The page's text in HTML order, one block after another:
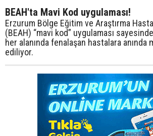
BEAH'ta Mavi Kod uygulaması!
Erzurum Bölge Eğitim ve Araştırma
(BEAH) “mavi kod” uygulaması
her alanında fenalaşan hastalara anında
ediliyor.